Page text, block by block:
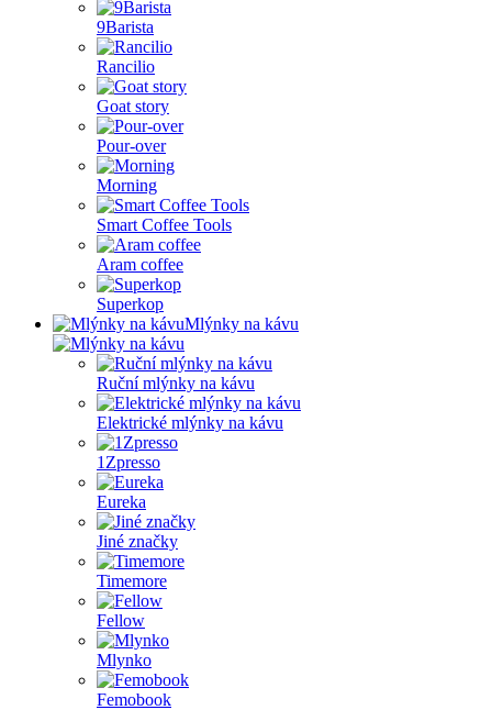
9Barista
Rancilio
Goat story
Pour-over
Morning
Smart Coffee Tools
Aram coffee
Superkop
Mlýnky na kávu
Ruční mlýnky na kávu
Elektrické mlýnky na kávu
1Zpresso
Eureka
Jiné značky
Timemore
Fellow
Mlynko
Femobook